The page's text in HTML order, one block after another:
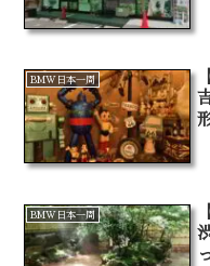
BMW日本一周
BMW日本一周